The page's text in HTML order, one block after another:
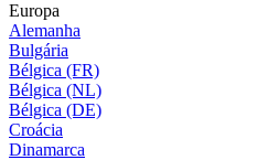
Europa
Alemanha
Bulgária
Bélgica (FR)
Bélgica (NL)
Bélgica (DE)
Croácia
Dinamarca